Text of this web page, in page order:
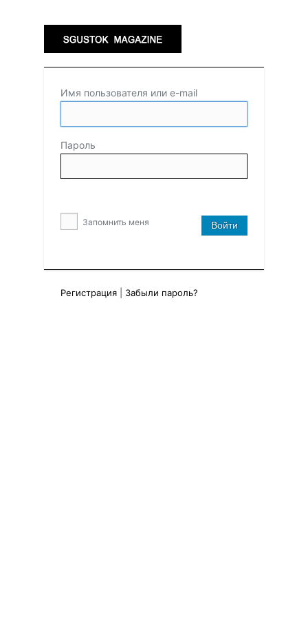
Имя пользователя или e-mail
Пароль
Запомнить меня
Регистрация Забыли пароль?